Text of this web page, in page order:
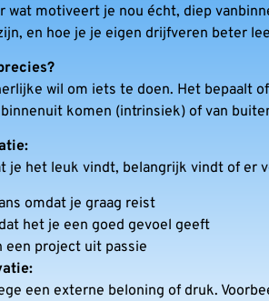
wat motiveert je nou écht, diep
en hoe je je eigen drijfveren beter
wil om iets te doen. Het bepaalt
komen (intrinsiek) of van
je het leuk vindt, belangrijk vindt of er
omdat je graag reist
het je een goed gevoel geeft
een project uit passie
een externe beloning of druk.